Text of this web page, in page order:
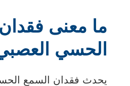
ما معنى
الحسي
يحدث فقدان السمع